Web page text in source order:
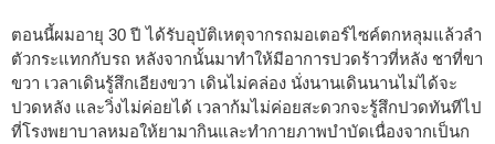
ตอนนี้ผมอายุ 30 ปี ได้รับอุบัติเหตุจากรถมอเตอร์ไซค์ตกหลุมแล้วลำ
ตัวกระแทกกับรถ หลังจากนั้นมาทำให้มีอาการปวดร้าวที่หลัง ชาที่ขา
ขวา เวลาเดินรู้สึกเอียงขวา เดินไม่คล่อง นั่งนานเดินนานไม่ได้จะ
ปวดหลัง และวิ่งไม่ค่อยได้ เวลาก้มไม่ค่อยสะดวกจะรู้สึกปวดทันทีไป
ที่โรงพยาบาลหมอให้ยามากินและทำกายภาพบำบัดเนื่องจากเป็นก